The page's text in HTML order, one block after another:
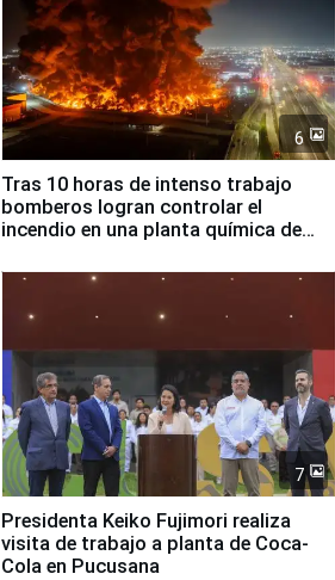
6
Tras 10 horas de intenso trabajo
bomberos logran controlar el
incendio en una planta química de
7
Presidenta Keiko Fujimori realiza
visita de trabajo a planta de Coca-
Cola en Pucusana